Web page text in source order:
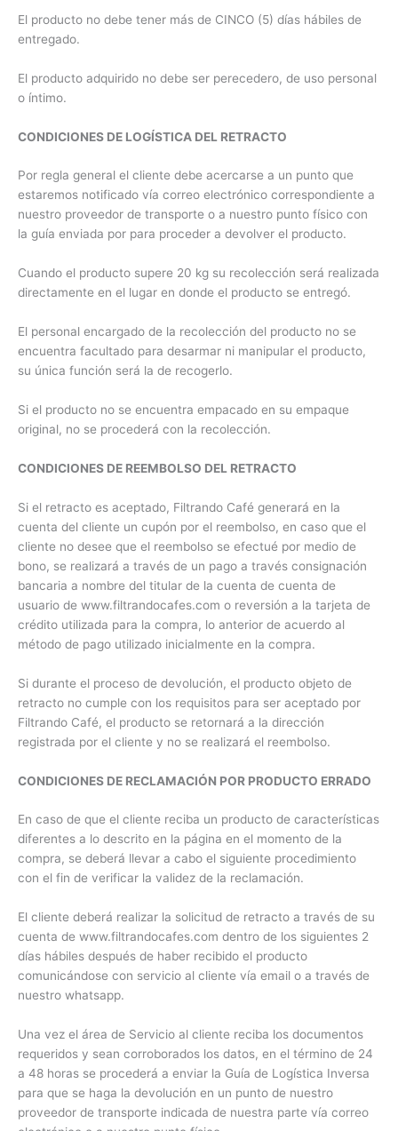
El producto no debe tener más de CINCO (5) días hábiles de
entregado.
El producto adquirido no debe ser perecedero, de uso personal
o íntimo.
CONDICIONES DE LOGÍSTICA DEL RETRACTO
Por regla general el cliente debe acercarse a un punto que
estaremos notificado vía correo electrónico correspondiente a
nuestro proveedor de transporte o a nuestro punto físico con
la guía enviada por para proceder a devolver el producto.
Cuando el producto supere 20 kg su recolección será realizada
directamente en el lugar en donde el producto se entregó.
El personal encargado de la recolección del producto no se
encuentra facultado para desarmar ni manipular el producto,
su única función será la de recogerlo.
Si el producto no se encuentra empacado en su empaque
original, no se procederá con la recolección.
CONDICIONES DE REEMBOLSO DEL RETRACTO
Si el retracto es aceptado, Filtrando Café generará en la
cuenta del cliente un cupón por el reembolso, en caso que el
cliente no desee que el reembolso se efectué por medio de
bono, se realizará a través de un pago a través consignación
bancaria a nombre del titular de la cuenta de cuenta de
usuario de www.filtrandocafes.com o reversión a la tarjeta de
crédito utilizada para la compra, lo anterior de acuerdo al
método de pago utilizado inicialmente en la compra.
Si durante el proceso de devolución, el producto objeto de
retracto no cumple con los requisitos para ser aceptado por
Filtrando Café, el producto se retornará a la dirección
registrada por el cliente y no se realizará el reembolso.
CONDICIONES DE RECLAMACIÓN POR PRODUCTO ERRADO
En caso de que el cliente reciba un producto de características
diferentes a lo descrito en la página en el momento de la
compra, se deberá llevar a cabo el siguiente procedimiento
con el fin de verificar la validez de la reclamación.
El cliente deberá realizar la solicitud de retracto a través de su
cuenta de www.filtrandocafes.com dentro de los siguientes 2
días hábiles después de haber recibido el producto
comunicándose con servicio al cliente vía email o a través de
nuestro whatsapp.
Una vez el área de Servicio al cliente reciba los documentos
requeridos y sean corroborados los datos, en el término de 24
a 48 horas se procederá a enviar la Guía de Logística Inversa
para que se haga la devolución en un punto de nuestro
proveedor de transporte indicada de nuestra parte vía correo